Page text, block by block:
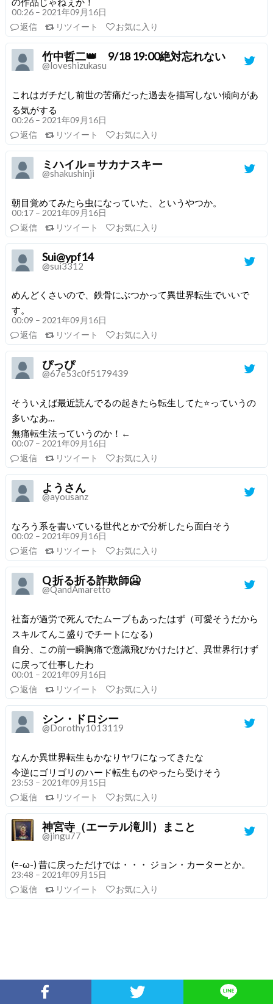
00:26 – 2021年09月16日
返信
リツイート お気に入り
竹中哲二👑 9/18 19:00絶対忘れない
@loveshizukasu
これはガチだし前世の苦痛だった過去を描写しない傾向があ
る気がする
00:26 – 2021年09月16日
返信
リツイート お気に入り
ミハイル＝サカナスキー
@shakushinji
朝目覚めてみたら虫になっていた、というやつか。
00:17 – 2021年09月16日
返信
リツイート お気に入り
Sui@ypf14
@sui3312
めんどくさいので、鉄骨にぶつかって異世界転生でいいで
す。
00:09 – 2021年09月16日
返信
リツイート お気に入り
ぴっぴ
@67e53c0f5179439
そういえば最近読んでるの起きたら転生してた⭐っていうの
多いなあ…
無痛転生法っていうのか！←
00:07 – 2021年09月16日
返信
リツイート お気に入り
ようさん
@ayousanz
なろう系を書いている世代とかで分析したら面白そう
00:02 – 2021年09月16日
返信
リツイート お気に入り
Q 折る折る詐欺師🥶
@QandAmaretto
社畜が過労で死んでたムーブもあったはず（可愛そうだから
スキルてんこ盛りでチートになる）
自分、この前一瞬胸痛で意識飛びかけたけど、異世界行けず
に戻って仕事したわ
00:01 – 2021年09月16日
返信
リツイート お気に入り
シン・ドロシー
@Dorothy1013119
なんか異世界転生もかなりヤワになってきたな
今逆にゴリゴリのハード転生ものやったら受けそう
23:53 – 2021年09月15日
返信
リツイート お気に入り
神宮寺（エーテル滝川）まこと
@jingu77
(=-ω-) 昔に戻っただけでは・・・ ジョン・カーターとか。
23:48 – 2021年09月15日
返信
リツイート お気に入り
Facebookでシェア Twitterでシェア